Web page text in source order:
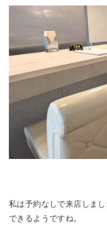
私は予約なしで来店しま
できるようですね。